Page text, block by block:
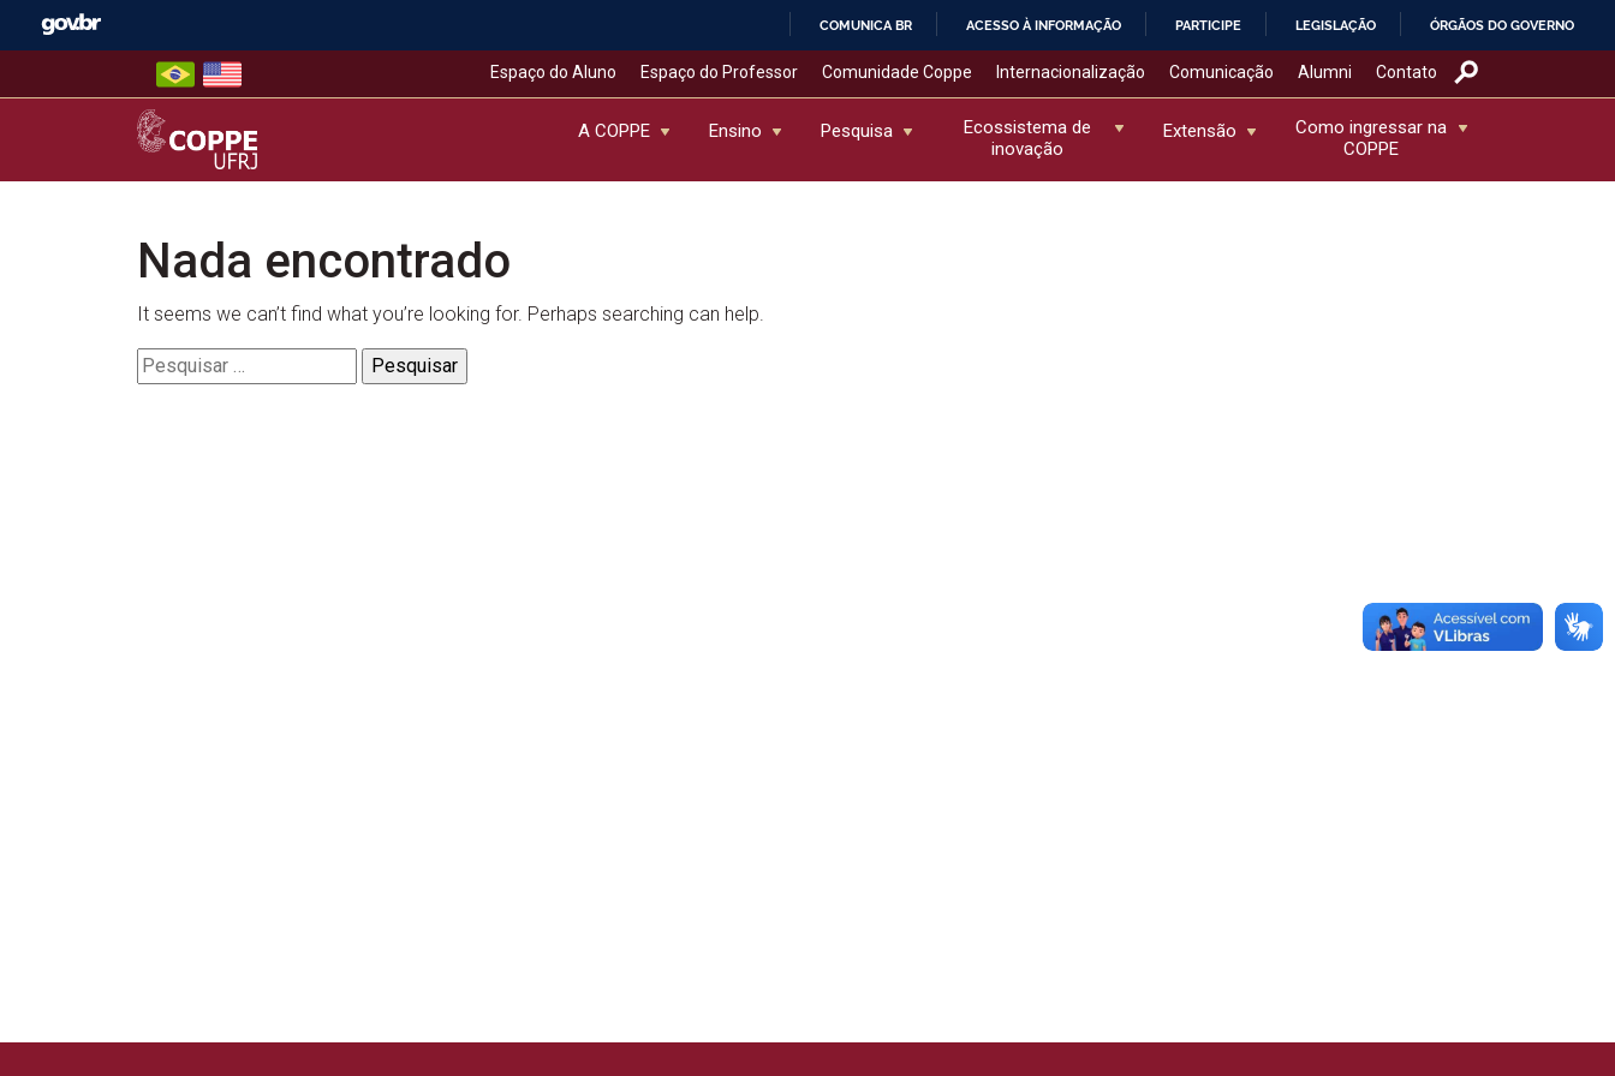
COMUNICA BR ACESSO À INFORMAÇÃO PARTICIPE LEGISLAÇÃO ÓRGÃOS DO GOVERNO
Espaço do Aluno Espaço do Professor Comunidade Coppe Internacionalização Comunicação Alumni Contato
COPPE – UFRJ
A COPPE Ensino Pesquisa
Ecossistema de
inovação
Extensão
Como ingressar na
COPPE
Nada encontrado
It seems we can’t find what you’re looking for. Perhaps searching can help.
Pesquisar
por: